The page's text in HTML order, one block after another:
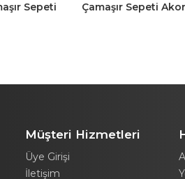
Sepeti
Çamaşır Sepeti
Müşteri Hizmetleri
Üye Girişi
İletişim